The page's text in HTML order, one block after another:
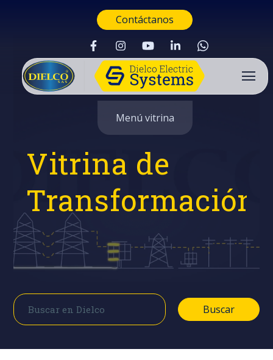
Contáctanos
Buscar
Menú vitrina
Vitrina de
Transformación
Buscar
Buscar